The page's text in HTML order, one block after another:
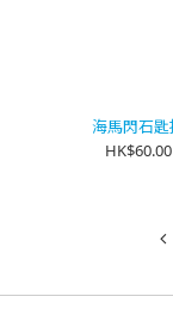
海馬閃石匙
HK$60.00